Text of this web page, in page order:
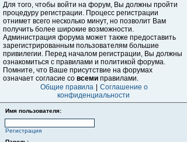
Для того, чтобы войти на форум, Вы должны пройти
процедуру регистрации. Процесс регистрации
отнимет всего несколько минут, но позволит Вам
получить более широкие возможности.
Администрация форума может также предоставить
зарегистрированным пользователям большие
привилегии. Перед началом регистрации, Вы должны
ознакомиться с правилами и политикой форума.
Помните, что Ваше присутствие на форумах
означает согласие со всеми правилами.
Общие правила
Соглашение о
конфиденциальности
Имя пользователя:
Регистрация